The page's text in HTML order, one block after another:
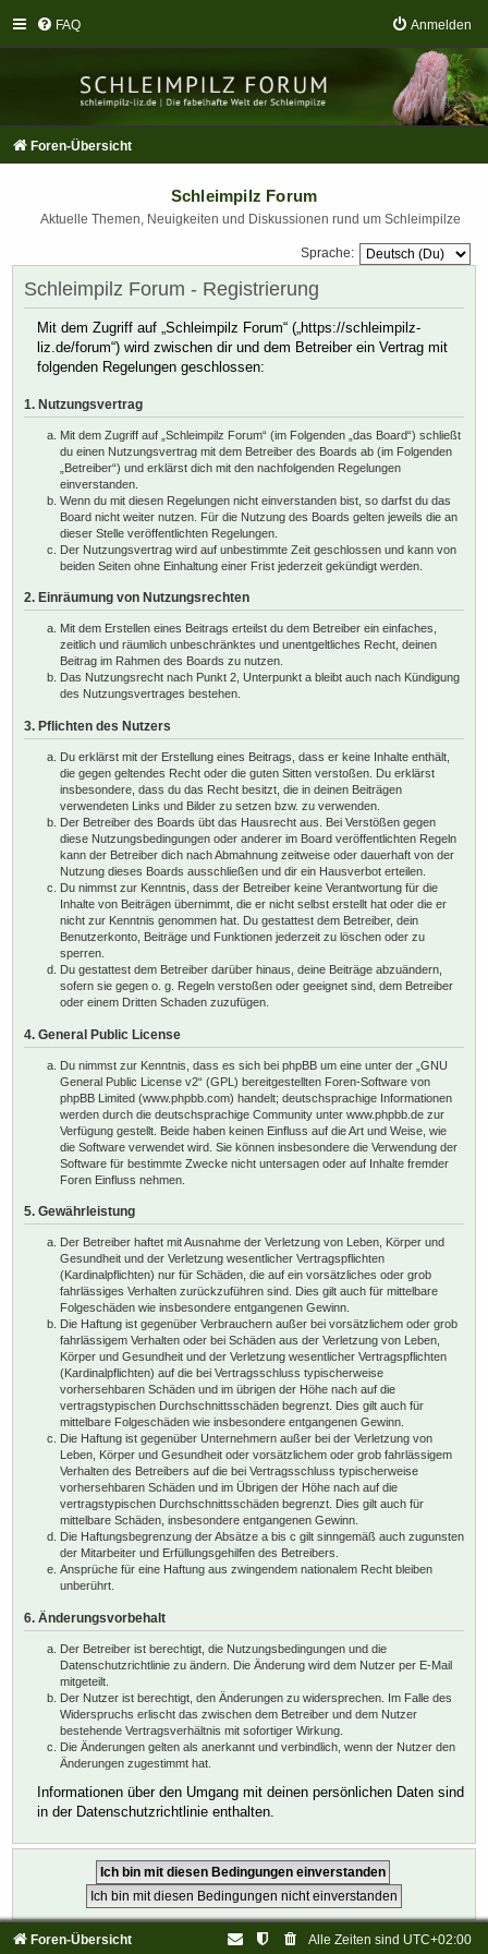
FAQ Anmelden
Foren-Übersicht
Schleimpilz Forum
Aktuelle Themen, Neuigkeiten und Diskussionen rund um Schleimpilze
Sprache:
Schleimpilz Forum - Registrierung
Mit dem Zugriff auf „Schleimpilz Forum“ („https://schleimpilz-
liz.de/forum“) wird zwischen dir und dem Betreiber ein Vertrag mit
folgenden Regelungen geschlossen:
1. Nutzungsvertrag
Mit dem Zugriff auf „Schleimpilz Forum“ (im Folgenden „das Board“) schließt
du einen Nutzungsvertrag mit dem Betreiber des Boards ab (im Folgenden
„Betreiber“) und erklärst dich mit den nachfolgenden Regelungen
einverstanden.
Wenn du mit diesen Regelungen nicht einverstanden bist, so darfst du das
Board nicht weiter nutzen. Für die Nutzung des Boards gelten jeweils die an
dieser Stelle veröffentlichten Regelungen.
Der Nutzungsvertrag wird auf unbestimmte Zeit geschlossen und kann von
beiden Seiten ohne Einhaltung einer Frist jederzeit gekündigt werden.
2. Einräumung von Nutzungsrechten
Mit dem Erstellen eines Beitrags erteilst du dem Betreiber ein einfaches,
zeitlich und räumlich unbeschränktes und unentgeltliches Recht, deinen
Beitrag im Rahmen des Boards zu nutzen.
Das Nutzungsrecht nach Punkt 2, Unterpunkt a bleibt auch nach Kündigung
des Nutzungsvertrages bestehen.
3. Pflichten des Nutzers
Du erklärst mit der Erstellung eines Beitrags, dass er keine Inhalte enthält,
die gegen geltendes Recht oder die guten Sitten verstoßen. Du erklärst
insbesondere, dass du das Recht besitzt, die in deinen Beiträgen
verwendeten Links und Bilder zu setzen bzw. zu verwenden.
Der Betreiber des Boards übt das Hausrecht aus. Bei Verstößen gegen
diese Nutzungsbedingungen oder anderer im Board veröffentlichten Regeln
kann der Betreiber dich nach Abmahnung zeitweise oder dauerhaft von der
Nutzung dieses Boards ausschließen und dir ein Hausverbot erteilen.
Du nimmst zur Kenntnis, dass der Betreiber keine Verantwortung für die
Inhalte von Beiträgen übernimmt, die er nicht selbst erstellt hat oder die er
nicht zur Kenntnis genommen hat. Du gestattest dem Betreiber, dein
Benutzerkonto, Beiträge und Funktionen jederzeit zu löschen oder zu
sperren.
Du gestattest dem Betreiber darüber hinaus, deine Beiträge abzuändern,
sofern sie gegen o. g. Regeln verstoßen oder geeignet sind, dem Betreiber
oder einem Dritten Schaden zuzufügen.
4. General Public License
Du nimmst zur Kenntnis, dass es sich bei phpBB um eine unter der „ GNU
General Public License v2“ (GPL) bereitgestellten Foren-Software von
phpBB Limited (www.phpbb.com) handelt; deutschsprachige Informationen
werden durch die deutschsprachige Community unter www.phpbb.de zur
Verfügung gestellt. Beide haben keinen Einfluss auf die Art und Weise, wie
die Software verwendet wird. Sie können insbesondere die Verwendung der
Software für bestimmte Zwecke nicht untersagen oder auf Inhalte fremder
Foren Einfluss nehmen.
5. Gewährleistung
Der Betreiber haftet mit Ausnahme der Verletzung von Leben, Körper und
Gesundheit und der Verletzung wesentlicher Vertragspflichten
(Kardinalpflichten) nur für Schäden, die auf ein vorsätzliches oder grob
fahrlässiges Verhalten zurückzuführen sind. Dies gilt auch für mittelbare
Folgeschäden wie insbesondere entgangenen Gewinn.
Die Haftung ist gegenüber Verbrauchern außer bei vorsätzlichem oder grob
fahrlässigem Verhalten oder bei Schäden aus der Verletzung von Leben,
Körper und Gesundheit und der Verletzung wesentlicher Vertragspflichten
(Kardinalpflichten) auf die bei Vertragsschluss typischerweise
vorhersehbaren Schäden und im übrigen der Höhe nach auf die
vertragstypischen Durchschnittsschäden begrenzt. Dies gilt auch für
mittelbare Folgeschäden wie insbesondere entgangenen Gewinn.
Die Haftung ist gegenüber Unternehmern außer bei der Verletzung von
Leben, Körper und Gesundheit oder vorsätzlichem oder grob fahrlässigem
Verhalten des Betreibers auf die bei Vertragsschluss typischerweise
vorhersehbaren Schäden und im Übrigen der Höhe nach auf die
vertragstypischen Durchschnittsschäden begrenzt. Dies gilt auch für
mittelbare Schäden, insbesondere entgangenen Gewinn.
Die Haftungsbegrenzung der Absätze a bis c gilt sinngemäß auch zugunsten
der Mitarbeiter und Erfüllungsgehilfen des Betreibers.
Ansprüche für eine Haftung aus zwingendem nationalem Recht bleiben
unberührt.
6. Änderungsvorbehalt
Der Betreiber ist berechtigt, die Nutzungsbedingungen und die
Datenschutzrichtlinie zu ändern. Die Änderung wird dem Nutzer per E-Mail
mitgeteilt.
Der Nutzer ist berechtigt, den Änderungen zu widersprechen. Im Falle des
Widerspruchs erlischt das zwischen dem Betreiber und dem Nutzer
bestehende Vertragsverhältnis mit sofortiger Wirkung.
Die Änderungen gelten als anerkannt und verbindlich, wenn der Nutzer den
Änderungen zugestimmt hat.
Informationen über den Umgang mit deinen persönlichen Daten sind
in der Datenschutzrichtlinie enthalten.
Foren-Übersicht Alle Zeiten sind UTC+02:00